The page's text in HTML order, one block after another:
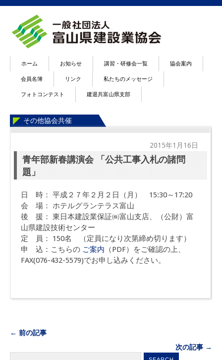
ホーム お知らせ 講習・研修会一覧 協会案内
会員名簿 リンク 私たちのメッセージ
フォトコンテスト 建退共富山県支部
その他協会共催
2015年1月16日
青年部新春講演会 「公共工事入札の諸問
題」
日 時： 平成２７年２月２日（月） 15:30～17:20
会 場： ホテルグランテラス富山
後 援： 東日本建設業保証㈱富山支店、（公財）富
山県建設技術センター
定 員： 150名 （定員になり次第締め切ります）
申 込：こちらの ご案内 （PDF）をご確認の上、
FAX(076-432-5579)でお申し込みください。
← 前の記事
次の記事 →